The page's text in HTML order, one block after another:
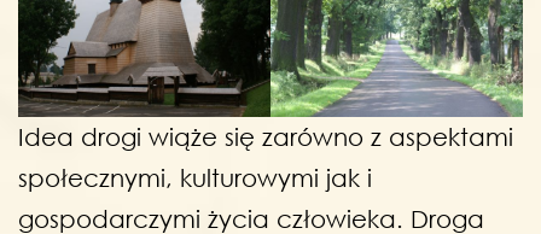
Idea drogi wiąże się zarówno z aspektami
społecznymi, kulturowymi jak i
gospodarczymi życia człowieka. Droga